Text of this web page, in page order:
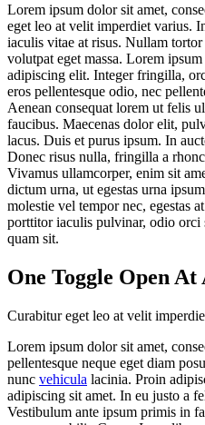
Lorem ipsum dolor sit amet,
eget leo at velit imperdiet varius.
iaculis vitae at risus. Nullam
volutpat eget massa. Lorem
adipiscing elit. Integer fringilla,
eros pellentesque odio, nec
Aenean consequat lorem ut felis
faucibus. Maecenas dolor elit,
lacus. Duis et purus ipsum. In
Donec risus nulla, fringilla a
Vivamus ullamcorper, enim sit
dictum urna, ut egestas urna
molestie vel tempor nec, egestas
porttitor iaculis pulvinar, odio orci
quam sit.
One Toggle Open At
Curabitur eget leo at velit
Lorem ipsum dolor sit amet,
pellentesque neque eget diam
nunc vehicula lacinia. Proin
adipiscing sit amet. In eu justo a
Vestibulum ante ipsum primis in